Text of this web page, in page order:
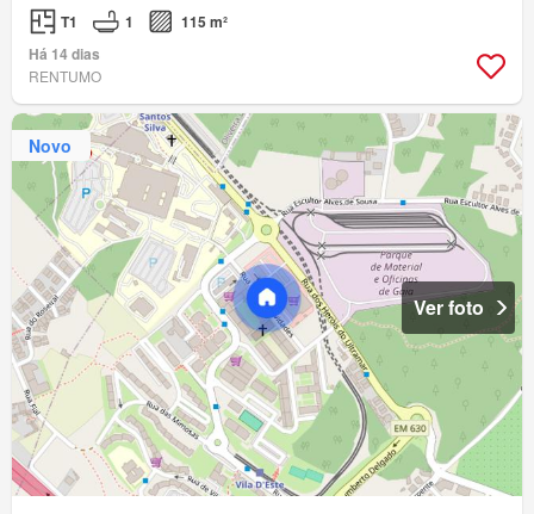
T1 1
115 m²
Há 14 dias
RENTUMO
Novo
Ver foto